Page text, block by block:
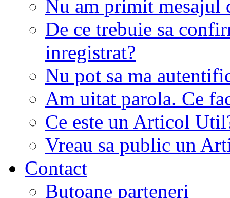
Nu am primit mesajul
De ce trebuie sa
inregistrat?
Nu pot sa ma
Am uitat parola. Ce
Ce este un Articol
Vreau sa public un
Contact
Butoane parteneri